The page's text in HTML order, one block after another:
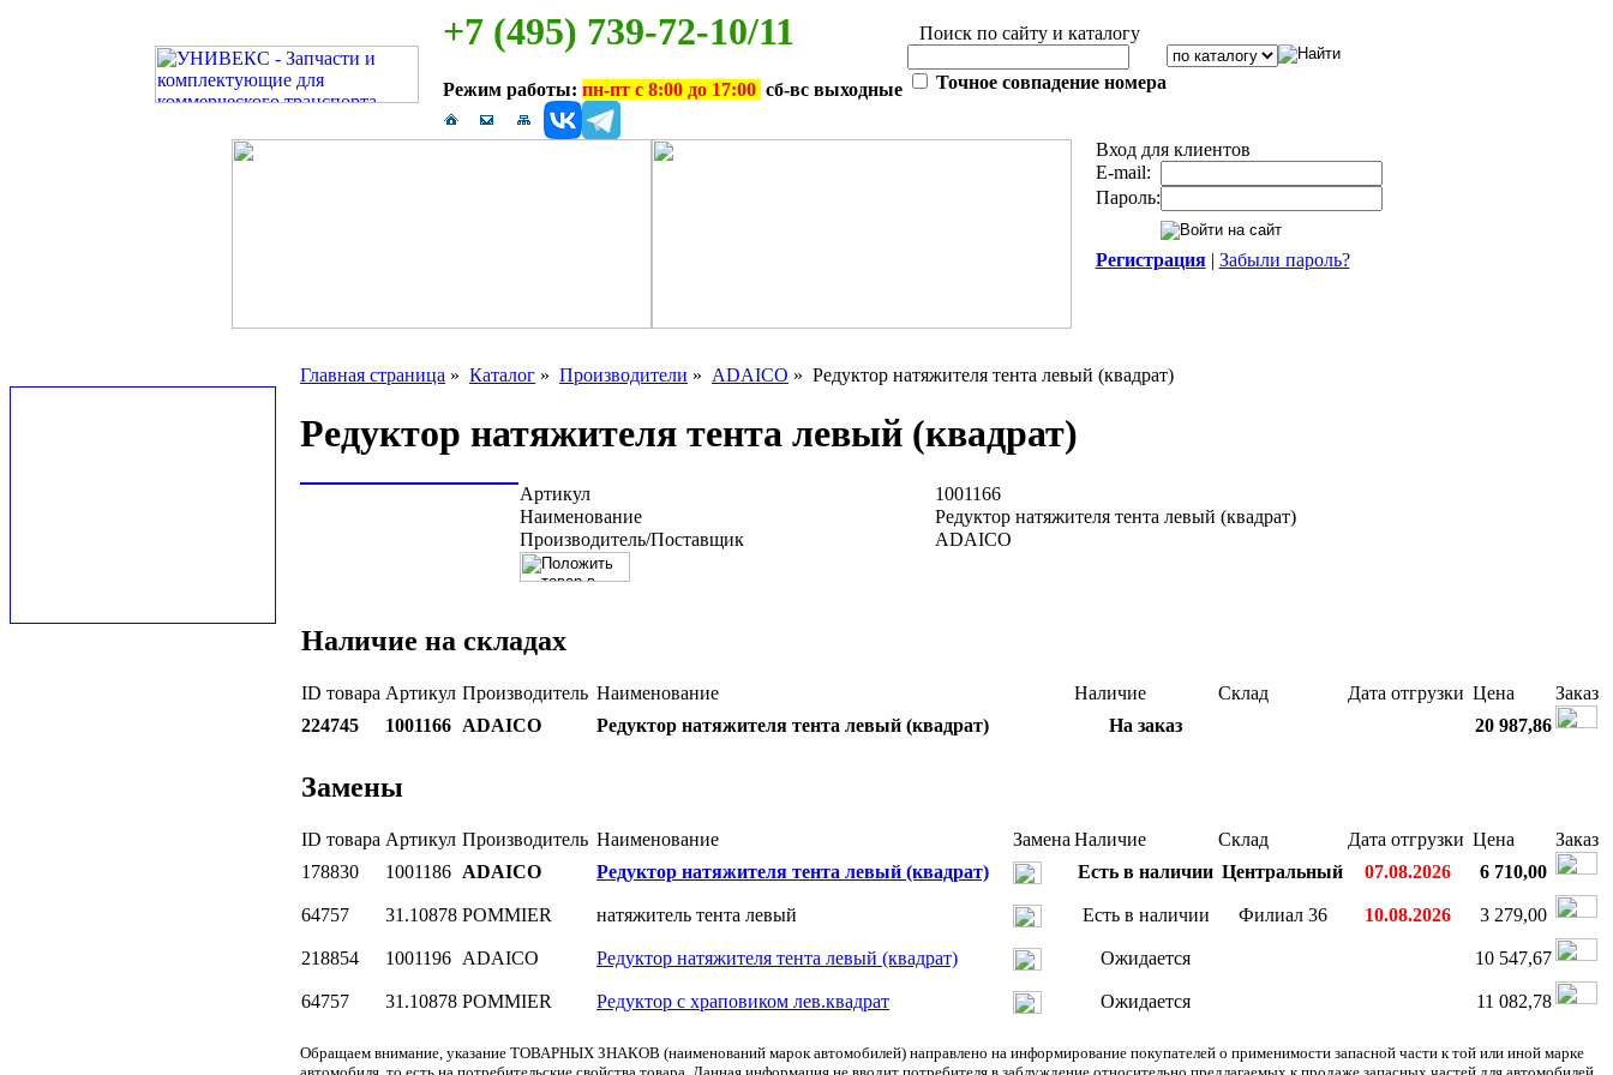
+7 (495) 739-72-10/11
Режим работы: пн-пт с 8:00 до 17:00 сб-вс выходные
Поиск по сайту и каталогу
Точное совпадение номера
Вход для клиентов
E-mail:
Пароль:
Регистрация| Забыли пароль?
Главная страница » Каталог » Производители » ADAICO » Редуктор натяжителя тента левый (квадрат)
Редуктор натяжителя тента левый (квадрат)
Артикул
1001166
Наименование
Редуктор натяжителя тента левый (квадрат)
Производитель/Поставщик
ADAICO
Наличие на складах
ID товара Артикул Производитель Наименование Наличие Склад Дата отгрузки Цена
Заказ
224745
1001166 ADAICO Редуктор натяжителя тента левый (квадрат) На заказ 20 987,86
Замены
ID товара Артикул Производитель Наименование Замена Наличие Склад Дата отгрузки Цена
Заказ
178830
1001186 ADAICO Редуктор натяжителя тента левый (квадрат) Есть в наличии Центральный 07.08.2026 6 710,00
64757 31.10878 POMMIER натяжитель тента левый Есть в наличии Филиал 36 10.08.2026 3 279,00
218854 1001196 ADAICO Редуктор натяжителя тента левый (квадрат) Ожидается 10 547,67
64757 31.10878 POMMIER Редуктор с храповиком лев.квадрат Ожидается 11 082,78
Обращаем внимание, указание ТОВАРНЫХ ЗНАКОВ (наименований марок автомобилей) направлено на информирование покупателей о применимости запасной части к той или иной марке